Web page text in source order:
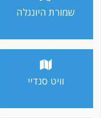
שמורת היונגלה
וויט סנדיי